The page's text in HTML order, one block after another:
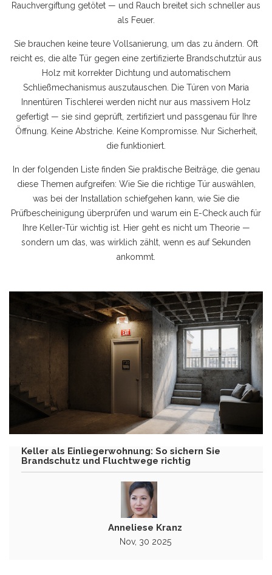
Rauchvergiftung getötet — und Rauch breitet sich schneller aus
als Feuer.
Sie brauchen keine teure Vollsanierung, um das zu ändern. Oft
reicht es, die alte Tür gegen eine zertifizierte Brandschutztür aus
Holz mit korrekter Dichtung und automatischem
Schließmechanismus auszutauschen. Die Türen von Maria
Innentüren Tischlerei werden nicht nur aus massivem Holz
gefertigt — sie sind geprüft, zertifiziert und passgenau für Ihre
Öffnung. Keine Abstriche. Keine Kompromisse. Nur Sicherheit,
die funktioniert.
In der folgenden Liste finden Sie praktische Beiträge, die genau
diese Themen aufgreifen: Wie Sie die richtige Tür auswählen,
was bei der Installation schiefgehen kann, wie Sie die
Prüfbescheinigung überprüfen und warum ein E-Check auch für
Ihre Keller-Tür wichtig ist. Hier geht es nicht um Theorie —
sondern um das, was wirklich zählt, wenn es auf Sekunden
ankommt.
Keller als Einliegerwohnung: So sichern Sie
Brandschutz und Fluchtwege richtig
Anneliese Kranz
Nov, 30 2025